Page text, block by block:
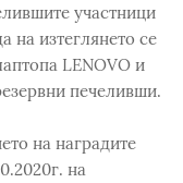
участници
на изтеглянето се
LENOVO и
печеливши.
на наградите
на